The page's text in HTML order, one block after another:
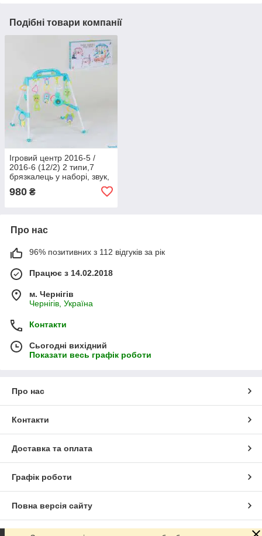
Подібні товари компанії
Ігровий центр 2016-5 /
2016-6 (12/2) 2 типи,7
брязкалець у наборі, звук,
980 ₴
Про нас
96% позитивних з 112 відгуків за рік
Працює з 14.02.2018
м. Чернігів
Чернігів, Україна
Контакти
Сьогодні вихідний
Показати весь графік роботи
Про нас
Контакти
Доставка та оплата
Графік роботи
Повна версія сайту